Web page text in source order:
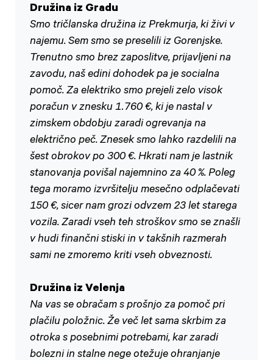
Družina iz Gradu
Smo tričlanska družina iz Prekmurja, ki živi v
najemu. Sem smo se preselili iz Gorenjske.
Trenutno smo brez zaposlitve, prijavljeni na
zavodu, naš edini dohodek pa je socialna
pomoč. Za elektriko smo prejeli zelo visok
poračun v znesku 1.760 €, ki je nastal v
zimskem obdobju zaradi ogrevanja na
električno peč. Znesek smo lahko razdelili na
šest obrokov po 300 €. Hkrati nam je lastnik
stanovanja povišal najemnino za 40 %. Poleg
tega moramo izvršitelju mesečno odplačevati
150 €, sicer nam grozi odvzem 23 let starega
vozila. Zaradi vseh teh stroškov smo se znašli
v hudi finančni stiski in v takšnih razmerah
sami ne zmoremo kriti vseh obveznosti.
Družina iz Velenja
Na vas se obračam s prošnjo za pomoč pri
plačilu položnic. Že več let sama skrbim za
otroka s posebnimi potrebami, kar zaradi
bolezni in stalne nege otežuje ohranjanje